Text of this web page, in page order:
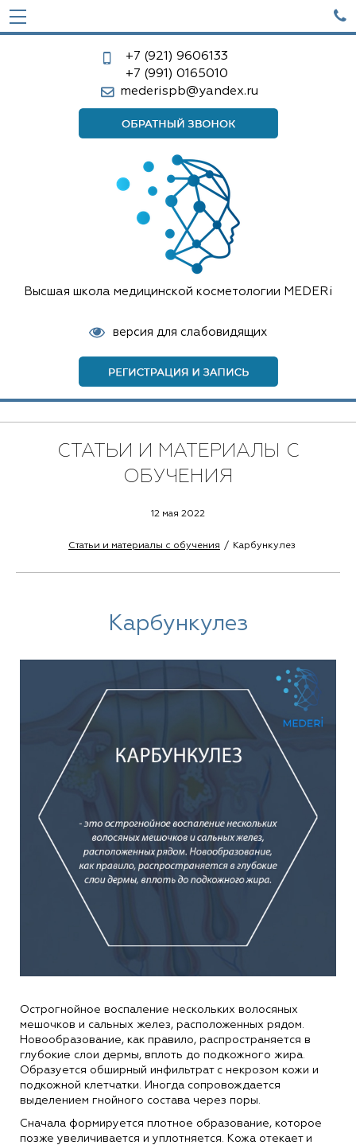

+7 (921) 9606133
+7 (991) 0165010
mederispb@yandex.ru
Высшая школа медицинской косметологии MEDERi
версия для слабовидящих
СТАТЬИ И МАТЕРИАЛЫ С
ОБУЧЕНИЯ
12 мая 2022
Статьи и материалы с обучения Карбункулез
Карбункулез
Острогнойное воспаление нескольких волосяных
мешочков и сальных желез, расположенных рядом.
Новообразование, как правило, распространяется в
глубокие слои дермы, вплоть до подкожного жира.
Образуется обширный инфильтрат с некрозом кожи и
подкожной клетчатки. Иногда сопровождается
выделением гнойного состава через поры.
Сначала формируется плотное образование, которое
позже увеличивается и уплотняется. Кожа отекает и